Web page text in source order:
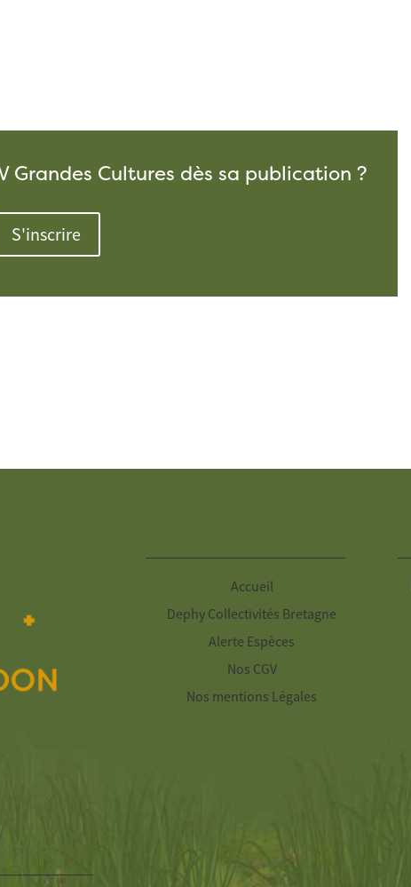
Grandes Cultures dès sa publication ?
S'inscrire
Accueil
Dephy Collectivités Bretagne
Alerte Espèces
Nos CGV
Nos mentions Légales